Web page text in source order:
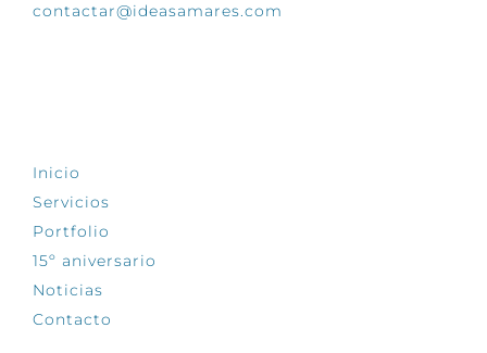
contactar@ideasamares.com
Inicio
Servicios
Portfolio
15º aniversario
Noticias
Contacto